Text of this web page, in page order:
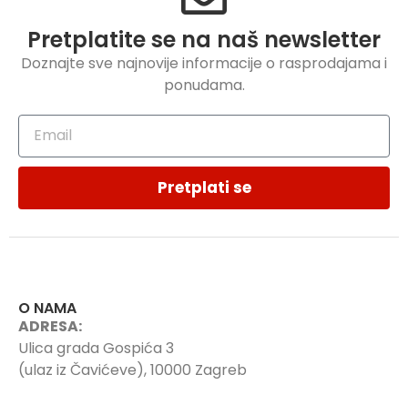
Pretplatite se na naš newsletter
Doznajte sve najnovije informacije o rasprodajama i
ponudama.
Pretplati se
O NAMA
ADRESA:
Ulica grada Gospića 3
(ulaz iz Čavićeve), 10000 Zagreb